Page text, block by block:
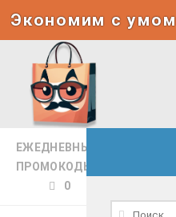
Под записью
Экономим с умом
ЕЖЕДНЕВНЫЕ
ПРОМОКОДЫ
0
Найти: